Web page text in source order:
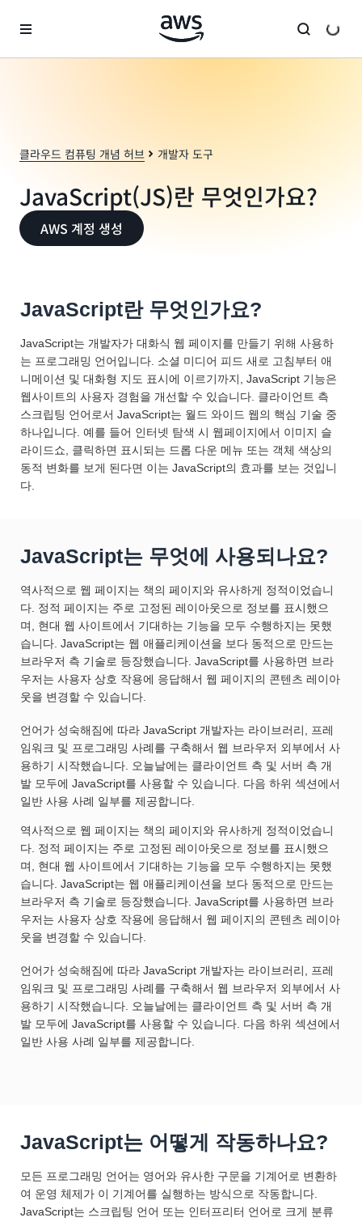
클라우드 컴퓨팅 개념 허브 개발자 도구
JavaScript(JS)란 무엇인가요?
AWS 계정 생성
JavaScript란 무엇인가요?
JavaScript는 개발자가 대화식 웹 페이지를 만들기 위해 사용하
는 프로그래밍 언어입니다. 소셜 미디어 피드 새로 고침부터 애
니메이션 및 대화형 지도 표시에 이르기까지, JavaScript 기능은
웹사이트의 사용자 경험을 개선할 수 있습니다. 클라이언트 측
스크립팅 언어로서 JavaScript는 월드 와이드 웹의 핵심 기술 중
하나입니다. 예를 들어 인터넷 탐색 시 웹페이지에서 이미지 슬
라이드쇼, 클릭하면 표시되는 드롭 다운 메뉴 또는 객체 색상의
동적 변화를 보게 된다면 이는 JavaScript의 효과를 보는 것입니
다.
JavaScript는 무엇에 사용되나요?
역사적으로 웹 페이지는 책의 페이지와 유사하게 정적이었습니
다. 정적 페이지는 주로 고정된 레이아웃으로 정보를 표시했으
며, 현대 웹 사이트에서 기대하는 기능을 모두 수행하지는 못했
습니다. JavaScript는 웹 애플리케이션을 보다 동적으로 만드는
브라우저 측 기술로 등장했습니다. JavaScript를 사용하면 브라
우저는 사용자 상호 작용에 응답해서 웹 페이지의 콘텐츠 레이아
웃을 변경할 수 있습니다.
언어가 성숙해짐에 따라 JavaScript 개발자는 라이브러리, 프레
임워크 및 프로그래밍 사례를 구축해서 웹 브라우저 외부에서 사
용하기 시작했습니다. 오늘날에는 클라이언트 측 및 서버 측 개
발 모두에 JavaScript를 사용할 수 있습니다. 다음 하위 섹션에서
일반 사용 사례 일부를 제공합니다.
역사적으로 웹 페이지는 책의 페이지와 유사하게 정적이었습니
다. 정적 페이지는 주로 고정된 레이아웃으로 정보를 표시했으
며, 현대 웹 사이트에서 기대하는 기능을 모두 수행하지는 못했
습니다. JavaScript는 웹 애플리케이션을 보다 동적으로 만드는
브라우저 측 기술로 등장했습니다. JavaScript를 사용하면 브라
우저는 사용자 상호 작용에 응답해서 웹 페이지의 콘텐츠 레이아
웃을 변경할 수 있습니다.
언어가 성숙해짐에 따라 JavaScript 개발자는 라이브러리, 프레
임워크 및 프로그래밍 사례를 구축해서 웹 브라우저 외부에서 사
용하기 시작했습니다. 오늘날에는 클라이언트 측 및 서버 측 개
발 모두에 JavaScript를 사용할 수 있습니다. 다음 하위 섹션에서
일반 사용 사례 일부를 제공합니다.
JavaScript는 어떻게 작동하나요?
모든 프로그래밍 언어는 영어와 유사한 구문을 기계어로 변환하
여 운영 체제가 이 기계어를 실행하는 방식으로 작동합니다.
JavaScript는 스크립팅 언어 또는 인터프리터 언어로 크게 분류